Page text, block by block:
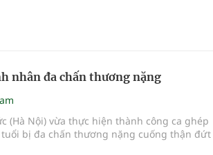
nhân đa chấn thương nặng
(Hà Nội) vừa thực hiện thành công ca ghép
bị đa chấn thương nặng cuống thận đứt